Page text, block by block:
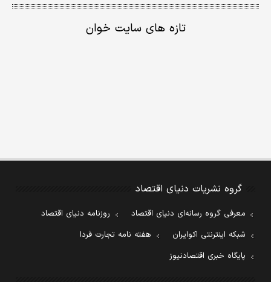
تازه های سایت خوان
گروه نشریات دنیای اقتصاد
معرفی گروه رسانه‌ای دنیای اقتصاد
روزنامه دنیای اقتصاد
شبکه اینترنتی اکوایران
هفته نامه تجارت فردا
پایگاه خبری اقتصادنیوز